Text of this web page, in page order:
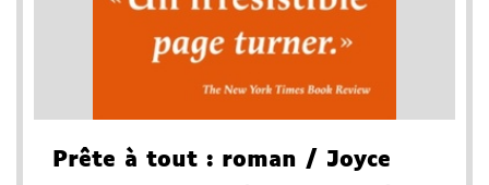
Prête à tout : roman / Joyce